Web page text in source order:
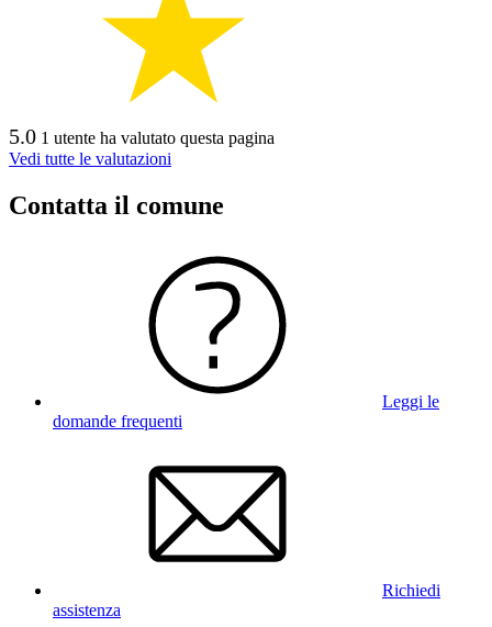
5.0 1 utente ha valutato questa pagina
Vedi tutte le valutazioni
Contatta il comune
Leggi le
domande frequenti
Richiedi
assistenza